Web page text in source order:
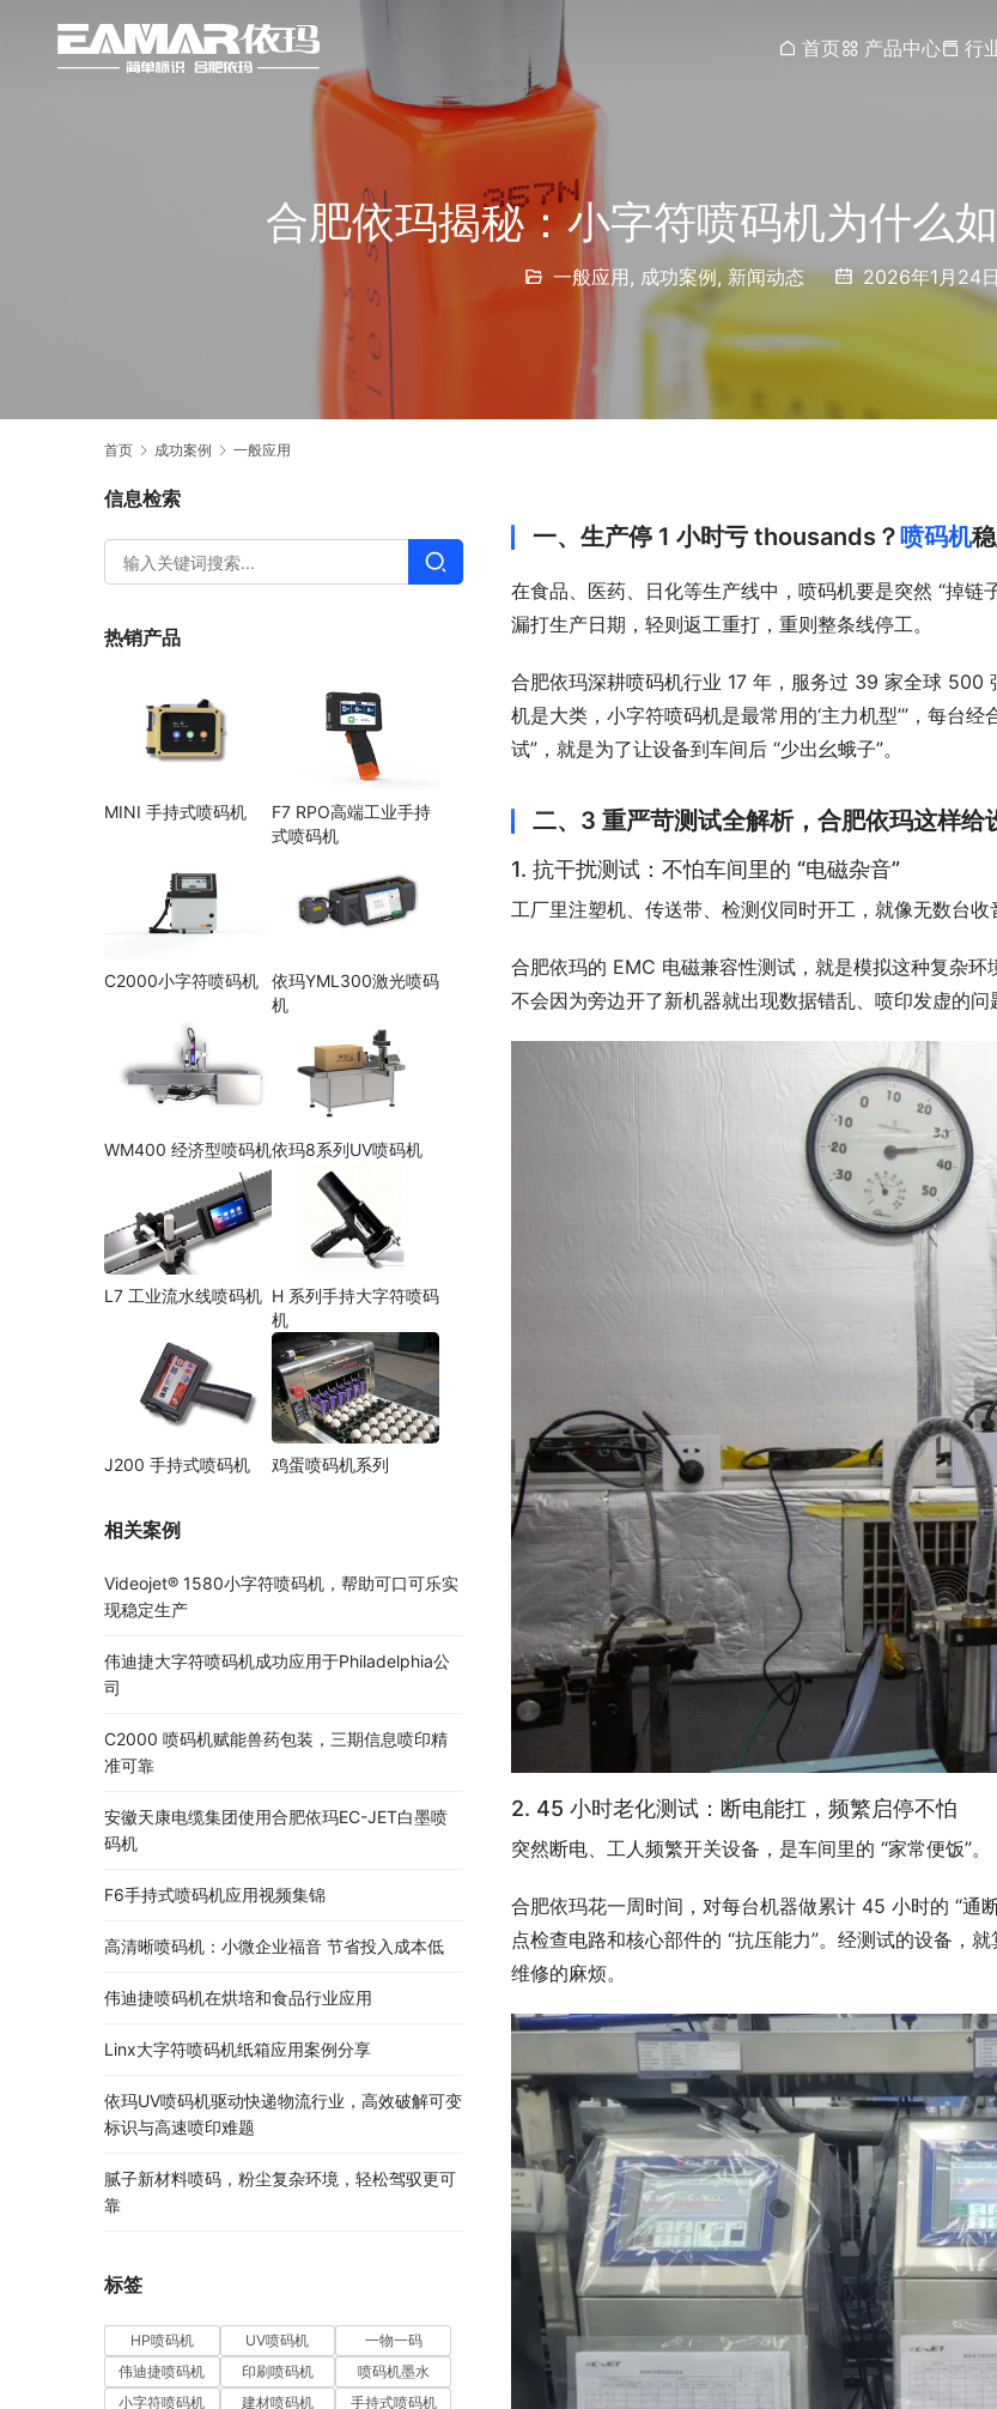
首页 产品中心 行
合肥依玛揭秘：小字符喷码机为什么
一般应用 , 成功案例, 新闻动态 2026年1月24
首页 成功案例 一般应用
一、生产停 1 小时亏 thousands？喷码机
在食品、医药、日化等生产线中，喷码机要是突然 “掉
漏打生产日期，轻则返工重打，重则整条线停工。
合肥依玛深耕喷码机行业 17 年，服务过 39 家全球 500
机是大类，小字符喷码机是最常用的‘主力机型’”，每台
试”，就是为了让设备到车间后 “少出幺蛾子”。
二、3 重严苛测试全解析，合肥依玛这样给
1. 抗干扰测试：不怕车间里的 “电磁杂音”
工厂里注塑机、传送带、检测仪同时开工，就像无数台收
合肥依玛的 EMC 电磁兼容性测试，就是模拟这种复杂环
不会因为旁边开了新机器就出现数据错乱、喷印发虚的问
2. 45 小时老化测试：断电能扛，频繁启停不怕
突然断电、工人频繁开关设备，是车间里的 “家常便饭”。
合肥依玛花一周时间，对每台机器做累计 45 小时的 “通
点检查电路和核心部件的 “抗压能力”。经测试的设备，
维修的麻烦。
信息检索
热销产品
MINI 手持式喷码机
F7 RPO高端工业手持
式喷码机
C2000小字符喷码机
依玛YML300激光喷码
机
WM400 经济型喷码机依玛8系列UV喷码机
L7 工业流水线喷码机 H 系列手持大字符喷码
机
J200 手持式喷码机 鸡蛋喷码机系列
相关案例
Videojet® 1580小字符喷码机，帮助可口可乐实
现稳定生产
伟迪捷大字符喷码机成功应用于Philadelphia公
司
C2000 喷码机赋能兽药包装，三期信息喷印精
准可靠
安徽天康电缆集团使用合肥依玛EC-JET白墨喷
码机
F6手持式喷码机应用视频集锦
高清晰喷码机：小微企业福音 节省投入成本低
伟迪捷喷码机在烘培和食品行业应用
Linx大字符喷码机纸箱应用案例分享
依玛UV喷码机驱动快递物流行业，高效破解可变
标识与高速喷印难题
腻子新材料喷码，粉尘复杂环境，轻松驾驭更可
靠
标签
HP喷码机 UV喷码机
一物一码
伟迪捷喷码机
印刷喷码机
喷码机墨水
小字符喷码机
建材喷码机
手持式喷码机